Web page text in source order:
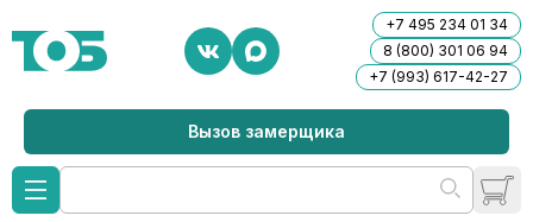
+7 495 234 01 34
8 (800) 301 06 94
+7 (993) 617-42-27
Вызов замерщика